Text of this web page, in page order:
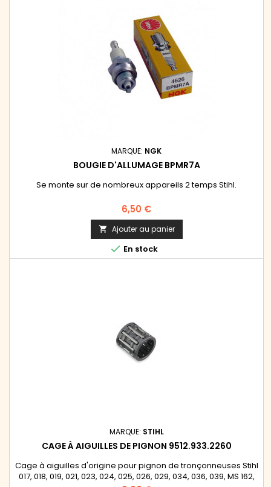
MARQUE: NGK
BOUGIE D'ALLUMAGE BPMR7A
Se monte sur de nombreux appareils 2 temps Stihl.
Prix
6,50 €
 Ajouter au panier
 En stock
MARQUE: STIHL
CAGE À AIGUILLES DE PIGNON 9512.933.2260
Cage à aiguilles d'origine pour pignon de tronçonneuses Stihl
017, 018, 019, 021, 023, 024, 025, 026, 029, 034, 036, 039, MS 162,